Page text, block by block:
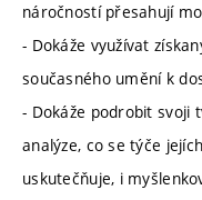
náročností přesahují
- Dokáže využívat
současného umění k
- Dokáže podrobit svoji
analýze, co se týče
uskutečňuje, i